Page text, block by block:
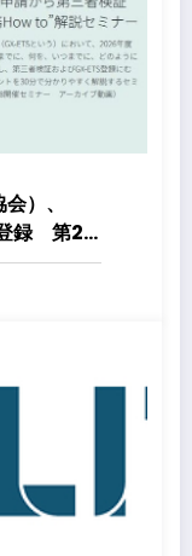
）、
録 第2
企業の対
もつ